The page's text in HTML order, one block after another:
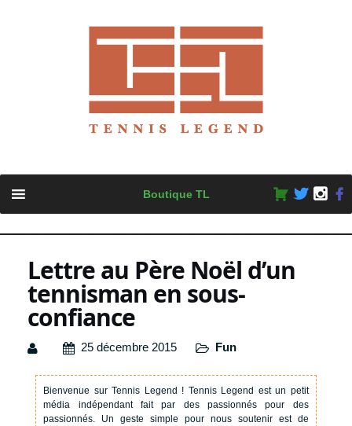
content
Boutique TL
Lettre au Père Noël d’un
tennisman en sous-
confiance
25 décembre 2015 Fun
Bienvenue sur Tennis Legend ! Tennis Legend est un petit
média indépendant fait par des passionnés pour des
passionnés. Un geste simple pour nous soutenir est de